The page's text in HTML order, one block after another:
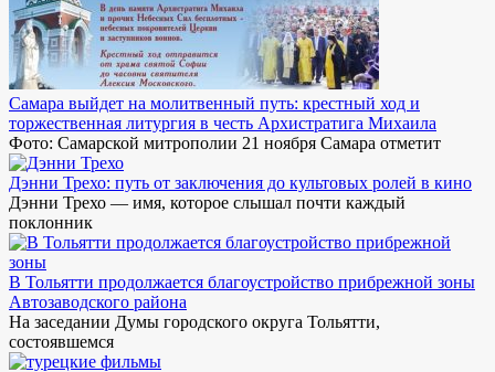
Самара выйдет на молитвенный путь: крестный ход и
торжественная литургия в честь Архистратига Михаила
Фото: Самарской митрополии 21 ноября Самара отметит
Дэнни Трехо: путь от заключения до культовых ролей в кино
Дэнни Трехо — имя, которое слышал почти каждый
поклонник
В Тольятти продолжается благоустройство прибрежной зоны
Автозаводского района
На заседании Думы городского округа Тольятти,
состоявшемся